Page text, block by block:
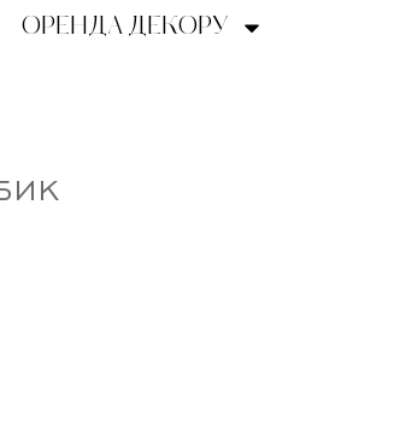
ОРЕНДА ДЕКОРУ